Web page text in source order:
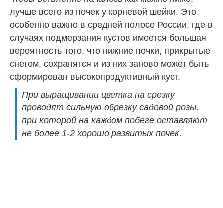
лучше всего из почек у корневой шейки. Это
особенно важно в средней полосе России, где в
случаях подмерзания кустов имеется большая
вероятность того, что нижние почки, прикрытые
снегом, сохранятся и из них заново может быть
сформирован высокопродуктивный куст.
При выращивании цветка на срезку
проводят сильную обрезку садовой розы,
при которой на каждом побеге оставляют
не более 1-2 хорошо развитых почек.